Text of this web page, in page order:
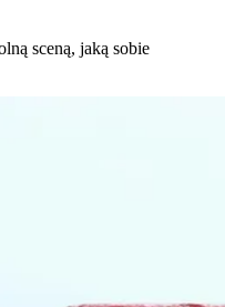
sceną, jaką sobie